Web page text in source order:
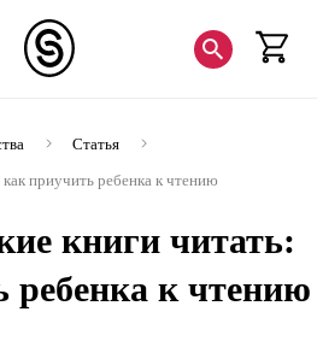
Статья
приучить ребенка к чтению
книги читать:
ребенка к чтению